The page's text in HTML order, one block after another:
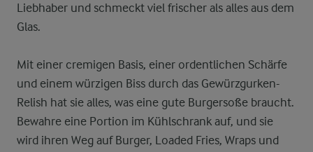
Liebhaber und schmeckt viel frischer als alles aus dem
Glas.
Mit einer cremigen Basis, einer ordentlichen Schärfe
und einem würzigen Biss durch das Gewürzgurken-
Relish hat sie alles, was eine gute Burgersoße braucht.
Bewahre eine Portion im Kühlschrank auf, und sie
wird ihren Weg auf Burger, Loaded Fries, Wraps und